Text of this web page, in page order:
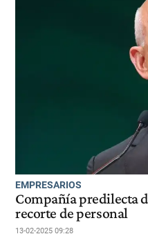
EMPRESARIOS
Compañía predilecta
recorte de personal
13-02-2025 09:28